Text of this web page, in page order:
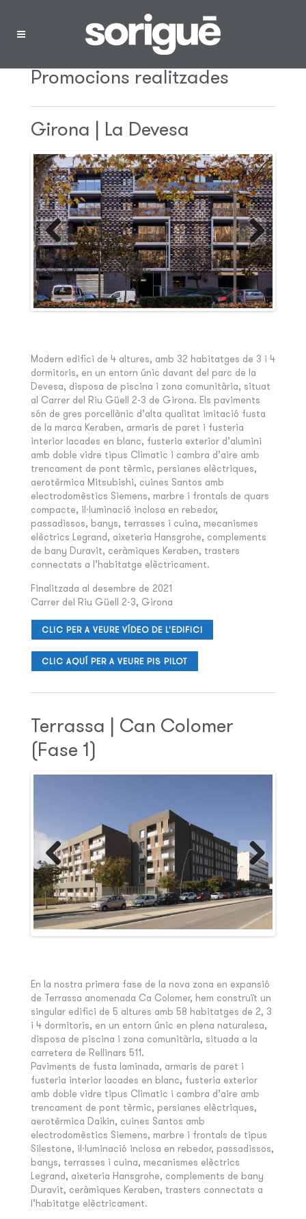
Menú
Promocions realitzades
Girona | La Devesa
Modern edifici de 4 altures, amb 32 habitatges de 3 i 4
dormitoris, en un entorn únic davant del parc de la
Devesa, disposa de piscina i zona comunitària, situat
al Carrer del Riu Güell 2-3 de Girona. Els paviments
són de gres porcellànic d’alta qualitat imitació fusta
de la marca Keraben, armaris de paret i fusteria
interior lacades en blanc, fusteria exterior d’alumini
amb doble vidre tipus Climatic i cambra d’aire amb
trencament de pont tèrmic, persianes elèctriques,
aerotèrmica Mitsubishi, cuines Santos amb
electrodomèstics Siemens, marbre i frontals de quars
compacte, il·luminació inclosa en rebedor,
passadissos, banys, terrasses i cuina, mecanismes
elèctrics Legrand, aixeteria Hansgrohe, complements
de bany Duravit, ceràmiques Keraben, trasters
connectats a l’habitatge elèctricament.
Finalitzada al desembre de 2021
Carrer del Riu Güell 2-3, Girona
CLIC PER A VEURE VÍDEO DE L'EDIFICI
CLIC AQUÍ PER A VEURE PIS PILOT
Terrassa | Can Colomer
(Fase 1)
En la nostra primera fase de la nova zona en expansió
de Terrassa anomenada Ca Colomer, hem construït un
singular edifici de 5 altures amb 58 habitatges de 2, 3
i 4 dormitoris, en un entorn únic en plena naturalesa,
disposa de piscina i zona comunitària, situada a la
carretera de Rellinars 511.
Paviments de fusta laminada, armaris de paret i
fusteria interior lacades en blanc, fusteria exterior
amb doble vidre tipus Climatic i cambra d’aire amb
trencament de pont tèrmic, persianes elèctriques,
aerotèrmica Daikin, cuines Santos amb
electrodomèstics Siemens, marbre i frontals de tipus
Silestone, il·luminació inclosa en rebedor, passadissos,
banys, terrasses i cuina, mecanismes elèctrics
Legrand, aixeteria Hansgrohe, complements de bany
Duravit, ceràmiques Keraben, trasters connectats a
l’habitatge elèctricament.